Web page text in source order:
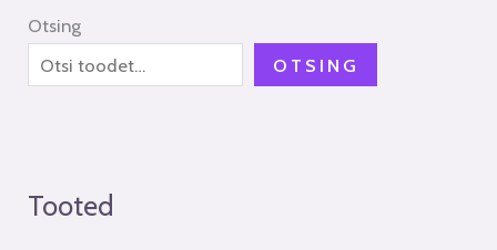
Otsing
OTSING
Tooted